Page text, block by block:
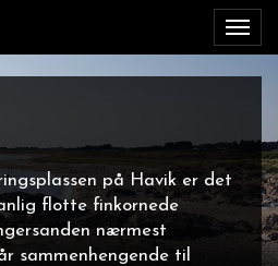
på Havik er det
flotte finkornede
nærmest
sammenhengende til